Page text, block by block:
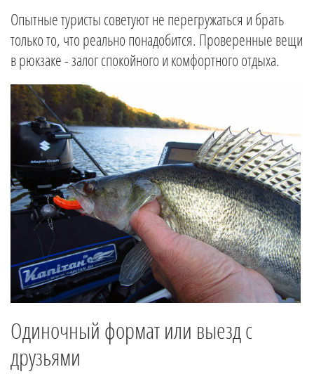
Опытные туристы советуют не перегружаться и брать
только то, что реально понадобится. Проверенные вещи
в рюкзаке - залог спокойного и комфортного отдыха.
Одиночный формат или выезд с
друзьями